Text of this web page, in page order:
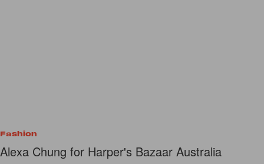
Fashion
Alexa Chung for Harper's Bazaar Australia